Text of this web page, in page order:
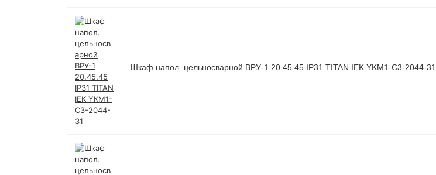
Шкаф напол. цельносварной ВРУ-1 20.45.45 IP31 TITAN IEK YKM1-C3-2044-31